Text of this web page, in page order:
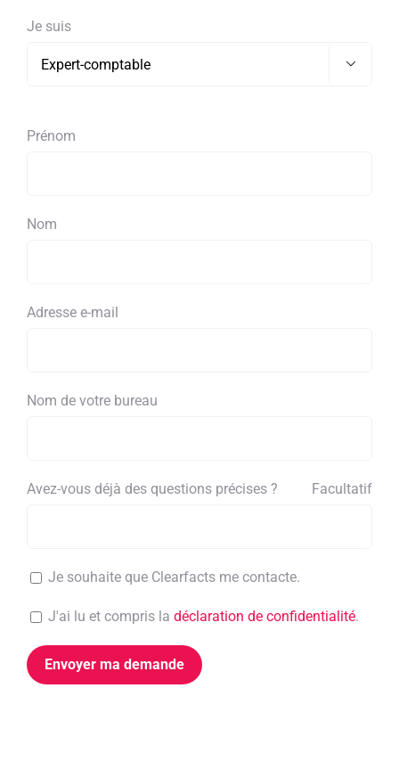
Je suis

Prénom
Nom
Adresse e-mail
Nom de votre bureau
Avez-vous déjà des questions précises ? Facultatif
Je souhaite que Clearfacts me contacte.
J'ai lu et compris la déclaration de confidentialité.